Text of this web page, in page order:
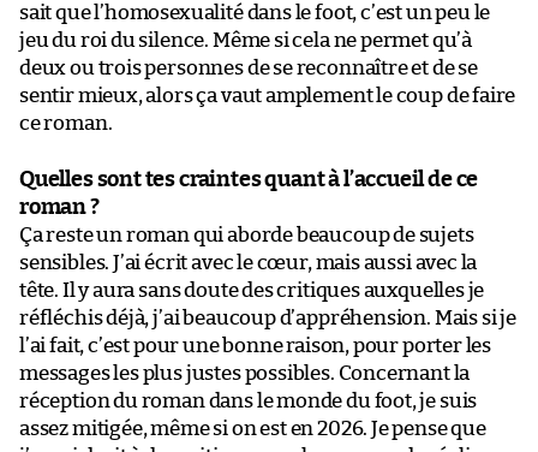
sait que l’homosexualité dans le foot, c’est un peu le
jeu du roi du silence. Même si cela ne permet qu’à
deux ou trois personnes de se reconnaître et de se
sentir mieux, alors ça vaut amplement le coup de faire
ce roman.
Quelles sont tes craintes quant à l’accueil de ce
roman ?
Ça reste un roman qui aborde beaucoup de sujets
sensibles. J’ai écrit avec le cœur, mais aussi avec la
tête. Il y aura sans doute des critiques auxquelles je
réfléchis déjà, j’ai beaucoup d’appréhension. Mais si je
l’ai fait, c’est pour une bonne raison, pour porter les
messages les plus justes possibles. Concernant la
réception du roman dans le monde du foot, je suis
assez mitigée, même si on est en 2026. Je pense que